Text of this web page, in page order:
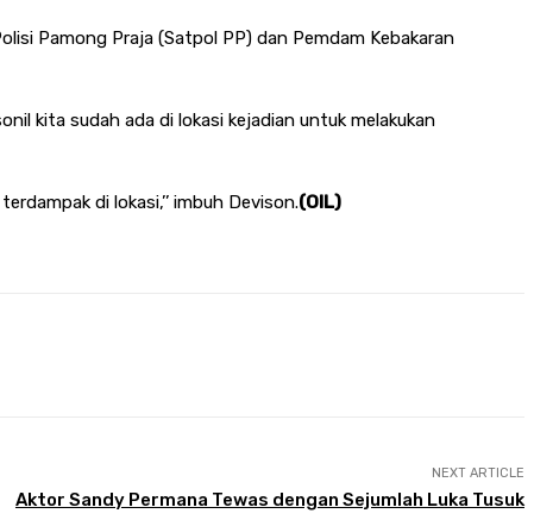
Pamong Praja (Satpol PP) dan Pemdam Kebakaran
kita sudah ada di lokasi kejadian untuk melakukan
di lokasi,’’ imbuh Devison.(OIL)
NEXT ARTICLE
Aktor Sandy Permana Tewas dengan Sejumlah Luka Tusuk